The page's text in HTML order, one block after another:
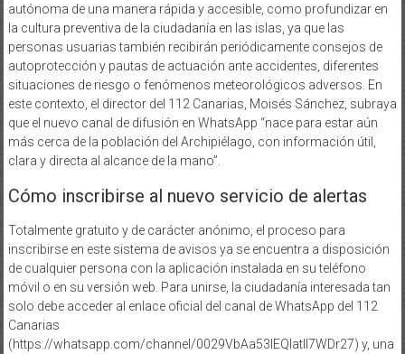
autónoma de una manera rápida y accesible, como profundizar en
la cultura preventiva de la ciudadanía en las islas, ya que las
personas usuarias también recibirán periódicamente consejos de
autoprotección y pautas de actuación ante accidentes, diferentes
situaciones de riesgo o fenómenos meteorológicos adversos. En
este contexto, el director del 112 Canarias, Moisés Sánchez, subraya
que el nuevo canal de difusión en WhatsApp “nace para estar aún
más cerca de la población del Archipiélago, con información útil,
clara y directa al alcance de la mano”.
Cómo inscribirse al nuevo servicio de alertas
Totalmente gratuito y de carácter anónimo, el proceso para
inscribirse en este sistema de avisos ya se encuentra a disposición
de cualquier persona con la aplicación instalada en su teléfono
móvil o en su versión web. Para unirse, la ciudadanía interesada tan
solo debe acceder al enlace oficial del canal de WhatsApp del 112
Canarias
(https://whatsapp.com/channel/0029VbAa53IEQIatIl7WDr27) y, una